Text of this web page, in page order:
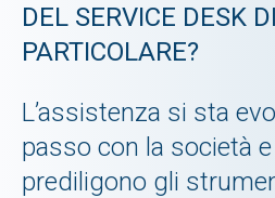
DEL SERVICE DESK
PARTICOLARE?
L’assistenza si sta
passo con la società
prediligono gli